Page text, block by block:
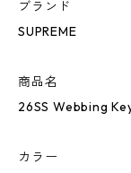
ブランド
SUPREME
商品名
26SS Webbing
カラー